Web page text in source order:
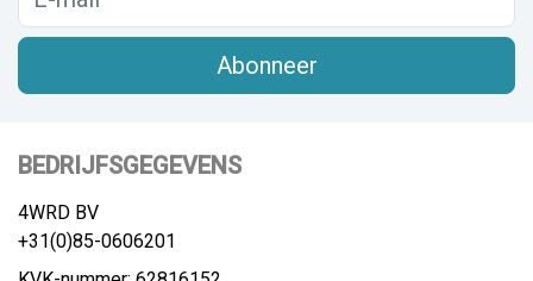
Abonneer
BEDRIJFSGEGEVENS
4WRD BV
+31(0)85-0606201